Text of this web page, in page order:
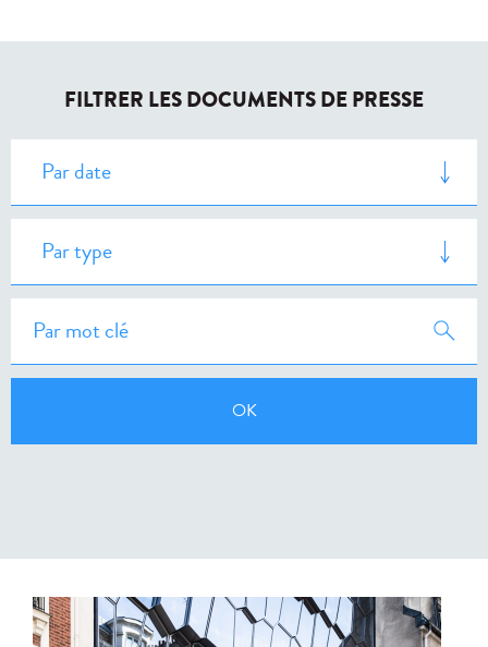
FILTRER LES DOCUMENTS DE PRESSE